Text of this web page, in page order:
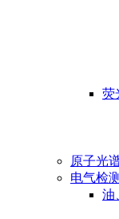
荧
原子光
电气检
油